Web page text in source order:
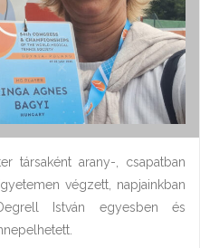
társaként arany-, csapatban
végzett, napjainkban
István egyesben és